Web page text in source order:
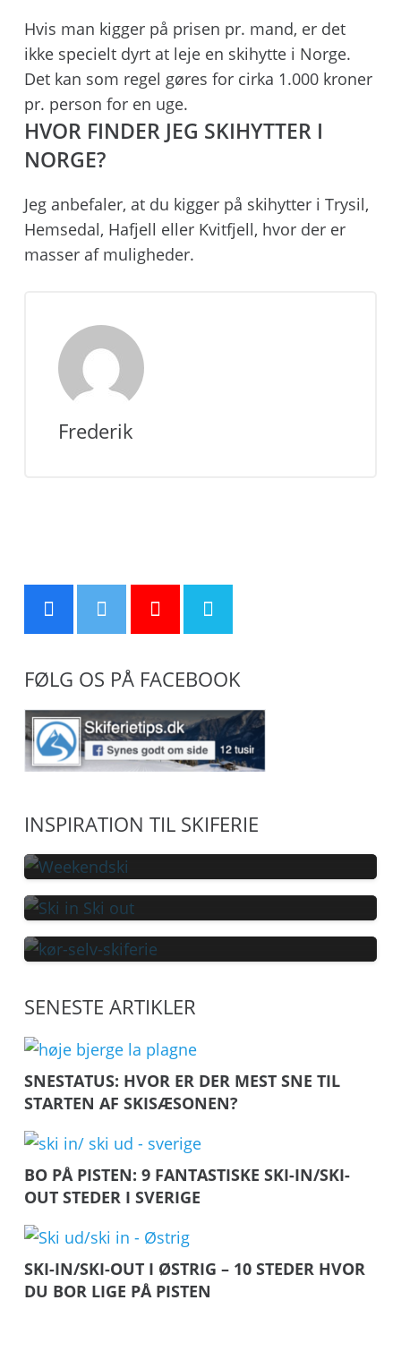
Hvis man kigger på prisen pr. mand, er det
ikke specielt dyrt at leje en skihytte i Norge.
Det kan som regel gøres for cirka 1.000 kroner
pr. person for en uge.
HVOR FINDER JEG SKIHYTTER I
NORGE?
Jeg anbefaler, at du kigger på skihytter i Trysil,
Hemsedal, Hafjell eller Kvitfjell, hvor der er
masser af muligheder.
Frederik
FØLG OS PÅ FACEBOOK
INSPIRATION TIL SKIFERIE
GUIDE: WEEKENDSKI MED FLY
SKIFERIE MED SKI-IN/SKI-OUT »
32 POPULÆRE
INDKVARTERINGER VED PISTEN
NY GUIDE: KØR-SELV SKIFERIE I
2025
SENESTE ARTIKLER
SNESTATUS: HVOR ER DER MEST SNE TIL
STARTEN AF SKISÆSONEN?
BO PÅ PISTEN: 9 FANTASTISKE SKI-IN/SKI-
OUT STEDER I SVERIGE
SKI-IN/SKI-OUT I ØSTRIG – 10 STEDER HVOR
DU BOR LIGE PÅ PISTEN